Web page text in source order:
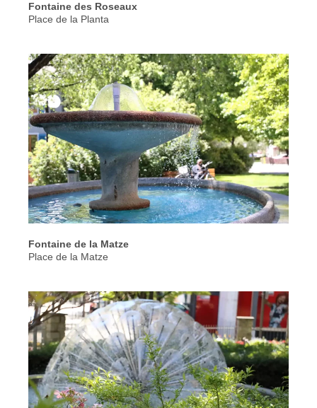
Fontaine des Roseaux
Place de la Planta
Fontaine de la Matze
Place de la Matze